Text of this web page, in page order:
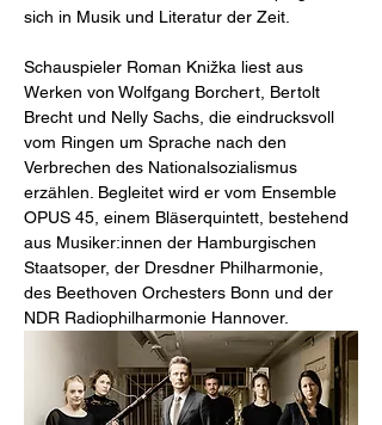
sich in Musik und Literatur der Zeit.
Schauspieler Roman Knižka liest aus
Werken von Wolfgang Borchert, Bertolt
Brecht und Nelly Sachs, die eindrucksvoll
vom Ringen um Sprache nach den
Verbrechen des Nationalsozialismus
erzählen. Begleitet wird er vom Ensemble
OPUS 45, einem Bläserquintett, bestehend
aus Musiker:innen der Hamburgischen
Staatsoper, der Dresdner Philharmonie,
des Beethoven Orchesters Bonn und der
NDR Radiophilharmonie Hannover.